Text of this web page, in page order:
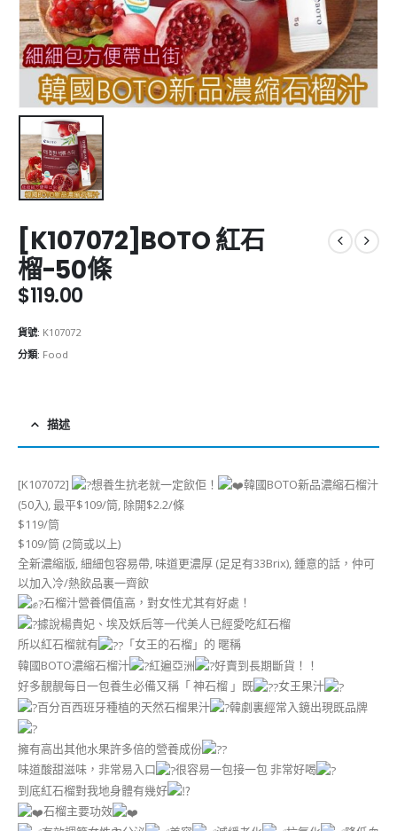
[K107072]BOTO 紅石
榴-50條
$119.00
貨號: K107072
分類: Food
描述
[K107072] 想養生抗老就一定飲佢！
韓國BOTO新品濃縮石榴汁
(50入), 最平$109/筒, 除開$2.2/條
$119/筒
$109/筒 (2筒或以上)
全新濃縮版, 細細包容易帶, 味道更濃厚 (足足有33Brix), 鍾意的話，仲可
以加入冷/熱飲品裏一齊飲
石榴汁營養價值高，對女性尤其有好處！
據說楊貴妃、埃及妖后等一代美人已經愛吃紅石榴
所以紅石榴就有
「女王的石榴」的 暱稱
韓國BOTO濃縮石榴汁
紅遍亞洲
好賣到長期斷貨！！
好多靚靚每日一包養生必備又稱「 神石榴 」既
女王果汁
百分百西班牙種植的天然石榴果汁
韓劇裏經常入鏡出現既品牌
擁有高出其他水果許多倍的營養成份
味道酸甜滋味，非常易入口
很容易一包接一包 非常好喝
到底紅石榴對我地身體有幾好
石榴主要功效